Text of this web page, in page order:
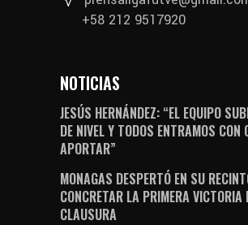
+58 212 9517920
NOTICIAS
JESÚS HERNÁNDEZ: “EL EQUIPO
DE NIVEL Y TODOS ENTRAMOS CON
APORTAR”
MONAGAS DESPERTÓ EN SU
CONCRETAR LA PRIMERA VICTORIA
CLAUSURA